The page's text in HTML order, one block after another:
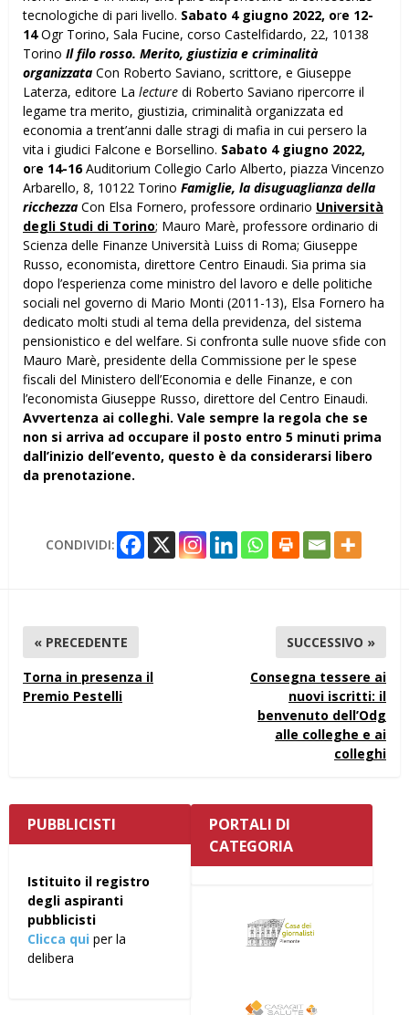
tecnologiche di pari livello. Sabato 4 giugno 2022, ore 12-
14Ogr Torino, Sala Fucine, corso Castelfidardo, 22, 10138
Torino Il filo rosso. Merito, giustizia e criminalità
organizzata Con Roberto Saviano, scrittore, e Giuseppe
Laterza, editore La lecture di Roberto Saviano ripercorre il
legame tra merito, giustizia, criminalità organizzata ed
economia a trent’anni dalle stragi di mafia in cui persero la
vita i giudici Falcone e Borsellino. Sabato 4 giugno 2022,
ore 14-16Auditorium Collegio Carlo Alberto, piazza Vincenzo
Arbarello, 8, 10122 Torino Famiglie, la disuguaglianza della
ricchezza Con Elsa Fornero, professore ordinario Università
degli Studi di Torino; Mauro Marè, professore ordinario di
Scienza delle Finanze Università Luiss di Roma; Giuseppe
Russo, economista, direttore Centro Einaudi. Sia prima sia
dopo l’esperienza come ministro del lavoro e delle politiche
sociali nel governo di Mario Monti (2011-13), Elsa Fornero ha
dedicato molti studi al tema della previdenza, del sistema
pensionistico e del welfare. Si confronta sulle nuove sfide con
Mauro Marè, presidente della Commissione per le spese
fiscali del Ministero dell’Economia e delle Finanze, e con
l’economista Giuseppe Russo, direttore del Centro Einaudi.
Avvertenza ai colleghi. Vale sempre la regola che se
non si arriva ad occupare il posto entro 5 minuti prima
dall’inizio dell’evento, questo è da considerarsi libero
da prenotazione.
CONDIVIDI:
« PRECEDENTE
Torna in presenza il
Premio Pestelli
SUCCESSIVO »
Consegna tessere ai
nuovi iscritti: il
benvenuto dell’Odg
alle colleghe e ai
colleghi
PUBBLICISTI
Istituito il registro
degli aspiranti
pubblicisti
Clicca qui per la
delibera
PORTALI DI
CATEGORIA